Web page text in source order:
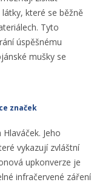
které se běžně
Tyto
úspěšnému
mušky se
značek
Jeho
vykazují zvláštní
upkonverze je
infračervené záření